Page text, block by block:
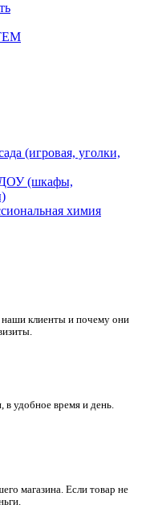
(игровая, уголки,
ДОУ (шкафы,
химия
клиенты и почему они
в удобное время и день.
магазина. Если товар не